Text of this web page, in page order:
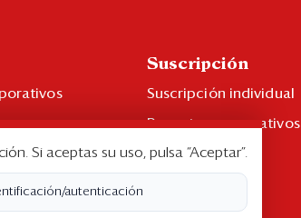
Suscripción
Suscripción individual
Paquetes corporativos
Edición Impresa
Si aceptas su uso, pulsa “Aceptar”.
autenticación